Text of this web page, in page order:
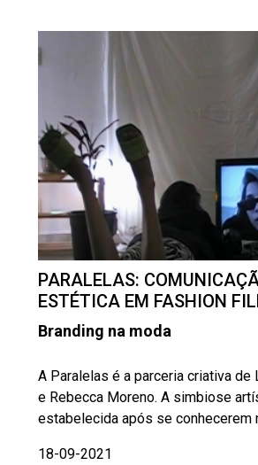
PARALELAS:
ESTÉTICA EM FASHION
Branding na moda
A Paralelas é a parceria criativa de
e Rebecca Moreno. A simbiose
estabelecida após se conhecerem
18-09-2021